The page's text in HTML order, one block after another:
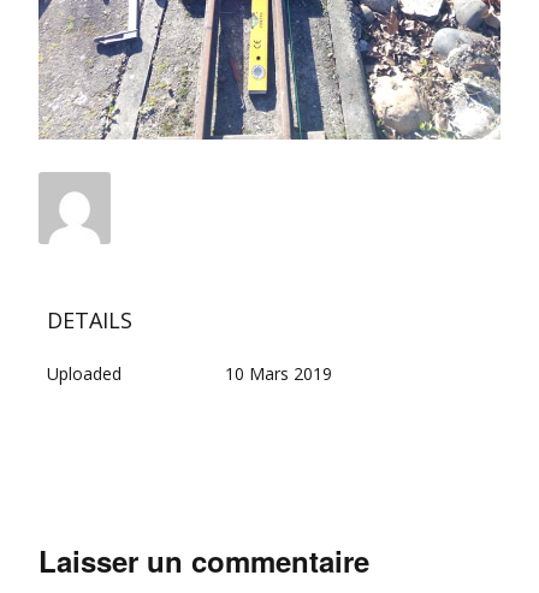
DETAILS
Uploaded 10 Mars 2019
Laisser un commentaire